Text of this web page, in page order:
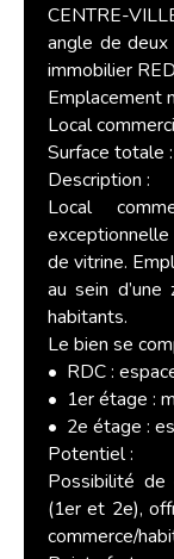
CENTRE-
angle de deux
immobilier
Emplacement
Local
Surface totale
Description :
Local
de vitrine.
au sein d’une
habitants.
Le bien se
RDC :
1er étage :
2e étage :
Potentiel :
Possibilité de
(1er et 2e),
commerce/